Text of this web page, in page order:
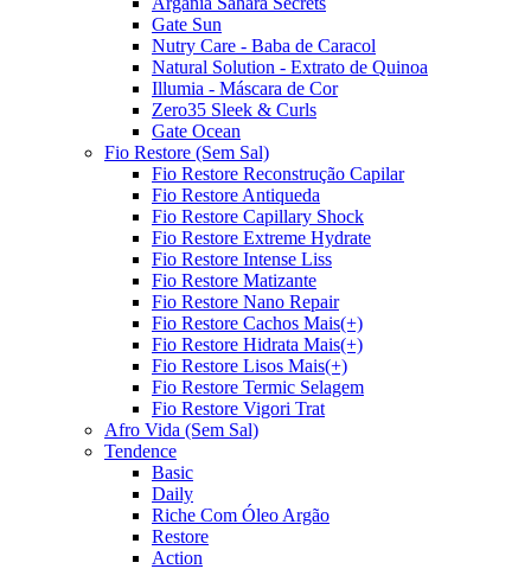
Gate Sun
Nutry Care - Baba de Caracol
Natural Solution - Extrato de Quinoa
Illumia - Máscara de Cor
Zero35 Sleek & Curls
Gate Ocean
Fio Restore (Sem Sal)
Fio Restore Reconstrução Capilar
Fio Restore Antiqueda
Fio Restore Capillary Shock
Fio Restore Extreme Hydrate
Fio Restore Intense Liss
Fio Restore Matizante
Fio Restore Nano Repair
Fio Restore Cachos Mais(+)
Fio Restore Hidrata Mais(+)
Fio Restore Lisos Mais(+)
Fio Restore Termic Selagem
Fio Restore Vigori Trat
Afro Vida (Sem Sal)
Tendence
Basic
Daily
Riche Com Óleo Argão
Restore
Action